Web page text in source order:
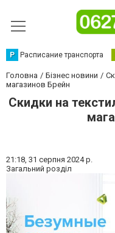
Р Расписание транспорта
Головна Бізнес новини
магазинов Брейн
Скидки на
21:18, 31 серпня 2024 р.
Загальний розділ